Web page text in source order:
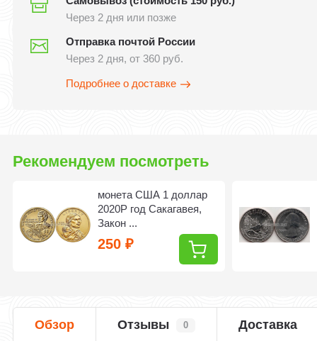
Через 2 дня или позже
Отправка почтой России
Через 2 дня, от 360 руб.
Подробнее о доставке
Рекомендуем посмотреть
монета США 1 доллар
2020Р год Сакагавея,
Закон ...
250₽
Обзор Отзывы 0 Доставка